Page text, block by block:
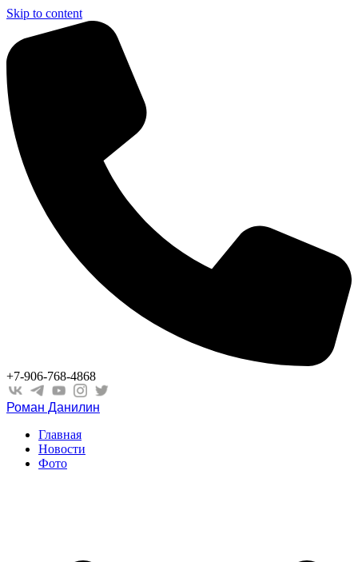
Skip to content
+7-906-768-4868
Роман Данилин
Главная
Новости
Фото